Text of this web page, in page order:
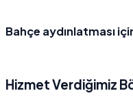
Bahçe aydınlatması
Hizmet Verdiğimiz